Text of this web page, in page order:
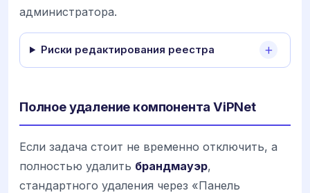
администратора.
Риски редактирования реестра
Полное удаление компонента ViPNet
Если задача стоит не временно отключить, а
полностью удалить брандмауэр,
стандартного удаления через «Панель